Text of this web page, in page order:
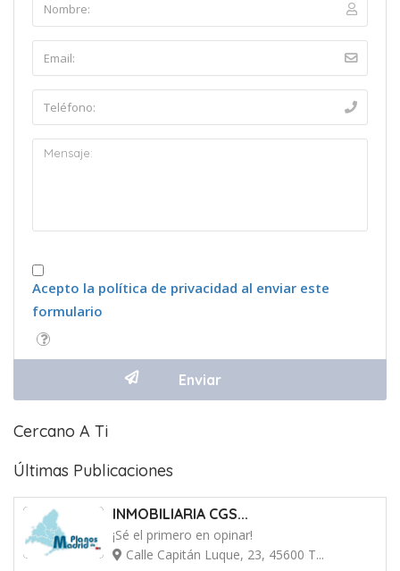
Acepto la política de privacidad al enviar este
formulario
Cercano A Ti
Últimas Publicaciones
INMOBILIARIA CGS...
¡Sé el primero en opinar!
Calle Capitán Luque, 23, 45600 T...